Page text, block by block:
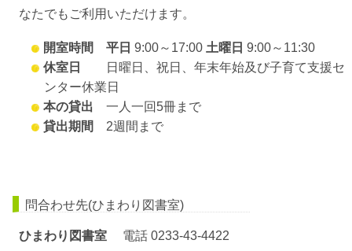
なたでもご利用いただけます。
開室時間 平日 9:00～17:00 土曜日 9:00～11:30
休室日
日曜日、祝日、年末年始及び子育て支援セ
ンター休業日
本の貸出 一人一回5冊まで
貸出期間
2週間まで
問合わせ先(ひまわり図書室)
ひまわり図書室 電話 0233-43-4422